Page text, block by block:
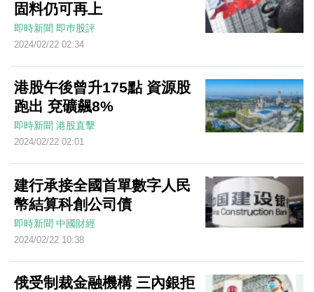
固料仍可再上
即時新聞 即巿股評
2024/02/22 02:34
港股午後曾升175點 資源股
跑出 兗礦飆8%
即時新聞 港股直擊
2024/02/22 02:01
建行承接全國首單數字人民
幣結算科創公司債
即時新聞 中國財經
2024/02/22 10:38
俄受制裁金融機構 三內銀拒